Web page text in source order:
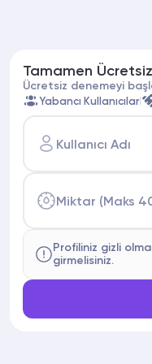
Tamamen Ücretsiz
Ücretsiz denemeyi
Yabancı Kullanıcılar
Kullanıcı Adı
Miktar (Maks
Profiliniz gizli
girmelisiniz.